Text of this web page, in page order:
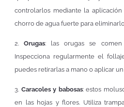
controlarlos mediante la
chorro de agua fuerte para
2.Orugas: las orugas se
Inspecciona regularmente el
puedes retirarlas a mano o aplicar
3. Caracoles y babosas: estos
en las hojas y flores. Utiliza